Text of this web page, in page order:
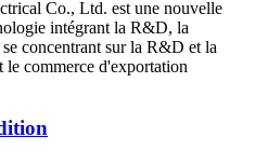
Co., Ltd. est une nouvelle
intégrant la R&D, la
concentrant sur la R&D et la
commerce d'exportation